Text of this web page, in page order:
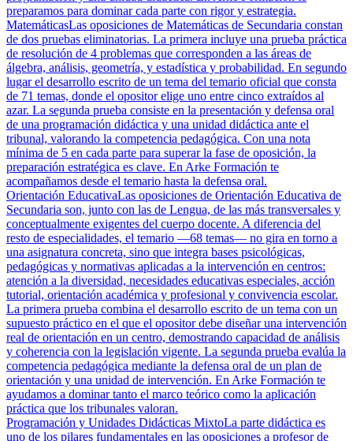
preparamos para dominar cada parte con rigor y estrategia.
MatemáticasLas oposiciones de Matemáticas de Secundaria constan
de dos pruebas eliminatorias. La primera incluye una prueba práctica
de resolución de 4 problemas que corresponden a las áreas de
álgebra, análisis, geometría, y estadística y probabilidad. En segundo
lugar el desarrollo escrito de un tema del temario oficial que consta
de 71 temas, donde el opositor elige uno entre cinco extraídos al
azar. La segunda prueba consiste en la presentación y defensa oral
de una programación didáctica y una unidad didáctica ante el
tribunal, valorando la competencia pedagógica. Con una nota
mínima de 5 en cada parte para superar la fase de oposición, la
preparación estratégica es clave. En Arke Formación te
acompañamos desde el temario hasta la defensa oral.
Orientación EducativaLas oposiciones de Orientación Educativa de
Secundaria son, junto con las de Lengua, de las más transversales y
conceptualmente exigentes del cuerpo docente. A diferencia del
resto de especialidades, el temario —68 temas— no gira en torno a
una asignatura concreta, sino que integra bases psicológicas,
pedagógicas y normativas aplicadas a la intervención en centros:
atención a la diversidad, necesidades educativas especiales, acción
tutorial, orientación académica y profesional y convivencia escolar.
La primera prueba combina el desarrollo escrito de un tema con un
supuesto práctico en el que el opositor debe diseñar una intervención
real de orientación en un centro, demostrando capacidad de análisis
y coherencia con la legislación vigente. La segunda prueba evalúa la
competencia pedagógica mediante la defensa oral de un plan de
orientación y una unidad de intervención. En Arke Formación te
ayudamos a dominar tanto el marco teórico como la aplicación
práctica que los tribunales valoran.
Programación y Unidades Didácticas MixtoLa parte didáctica es
uno de los pilares fundamentales en las oposiciones a profesor de